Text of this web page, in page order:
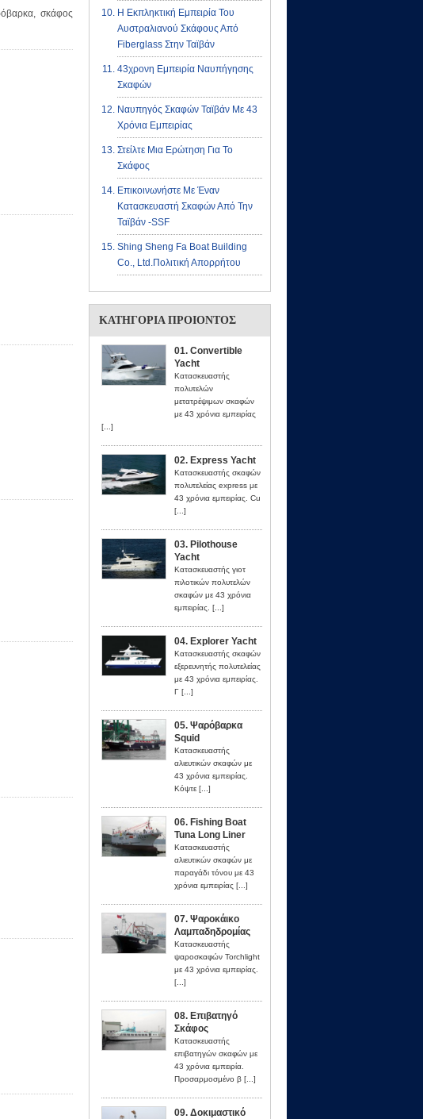
σκάφος
Η Εκπληκτική Εμπειρία Του
Αυστραλιανού Σκάφους Από
Fiberglass Στην Ταϊβάν
43χρονη Εμπειρία Ναυπήγησης
Σκαφών
Ναυπηγός Σκαφών Ταϊβάν Με 43
Χρόνια Εμπειρίας
Στείλτε Μια Ερώτηση Για Το
Σκάφος
Επικοινωνήστε Με Έναν
Κατασκευαστή Σκαφών Από Την
Ταϊβάν -SSF
Shing Sheng Fa Boat Building
Co., Ltd.πολιτική Απορρήτου
ΚΑΤΗΓΟΡΊΑ ΠΡΟΙΌΝΤΟΣ
01. Convertible
Yacht
Κατασκευαστής
πολυτελών
μετατρέψιμων σκαφών
με 43 χρόνια εμπειρίας
[...]
02. Express Yacht
Κατασκευαστής σκαφών
πολυτελείας express με
43 χρόνια εμπειρίας. Cu
[...]
03. Pilothouse
Yacht
Κατασκευαστής γιοτ
πιλοτικών πολυτελών
σκαφών με 43 χρόνια
εμπειρίας. [...]
04. Explorer Yacht
Κατασκευαστής σκαφών
εξερευνητής πολυτελείας
με 43 χρόνια εμπειρίας.
Γ [...]
05. Ψαρόβαρκα
Squid
Κατασκευαστής
αλιευτικών σκαφών με
43 χρόνια εμπειρίας.
Κόψτε [...]
06. Fishing Boat
Tuna Long Liner
Κατασκευαστής
αλιευτικών σκαφών με
παραγάδι τόνου με 43
χρόνια εμπειρίας [...]
07. Ψαροκάικο
Λαμπαδηδρομίας
Κατασκευαστής
ψαροσκαφών Torchlight
με 43 χρόνια εμπειρίας.
[...]
08. Επιβατηγό
Σκάφος
Κατασκευαστής
επιβατηγών σκαφών με
43 χρόνια εμπειρία.
Προσαρμοσμένο β [...]
09. Δοκιμαστικό